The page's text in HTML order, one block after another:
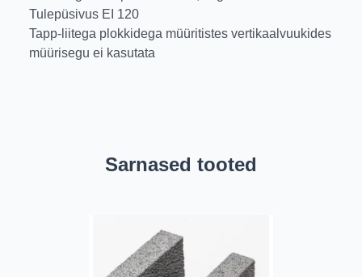
Tulepüsivus EI 120
Tapp-liitega plokkidega müüritistes vertikaalvuukides
müürisegu ei kasutata
Sarnased tooted